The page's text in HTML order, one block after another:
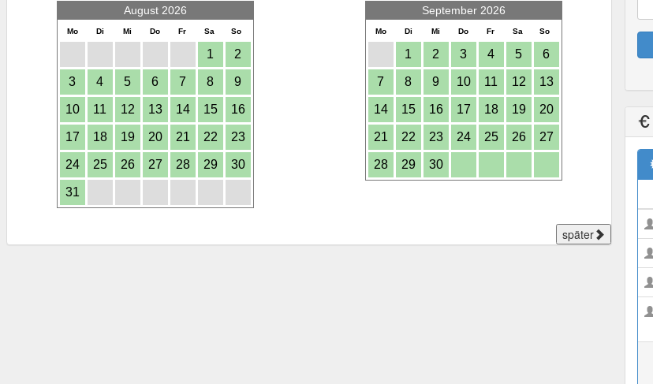
August 2026
Mo Di Mi Do Fr Sa So
1 2
3 4 5 6 7 8 9
10 11 12 13 14 15 16
17 18 19 20 21 22 23
24 25 26 27 28 29 30
31
September 2026
Mo Di Mi Do Fr Sa So
1 2 3 4 5 6
7 8 9 10 11 12 13
14 15 16 17 18 19 20
21 22 23 24 25 26 27
28 29 30
später